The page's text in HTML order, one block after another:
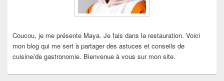
Coucou, je me présente Maya. Je fais dans la restauration. Voici
mon blog qui me sert à partager des astuces et conseils de
cuisine/de gastronomie. Bienvenue à vous sur mon site.